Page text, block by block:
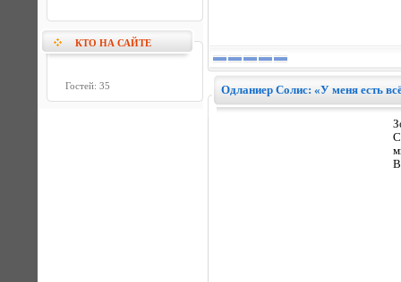
КТО НА САЙТЕ
Гостей: 35 Одланиер Солис: «У меня есть